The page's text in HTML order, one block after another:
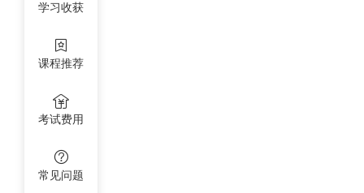
学习收获
课程推荐
考试费用
常见问题